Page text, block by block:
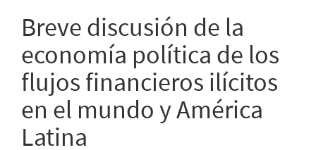
Breve discusión de la
economía política de los
flujos financieros ilícitos
en el mundo y América
Latina